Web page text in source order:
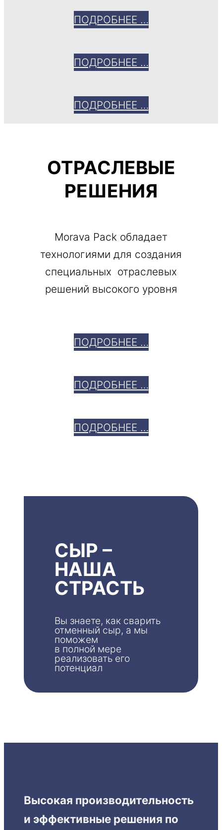
ПОДРОБНЕЕ …
ПОДРОБНЕЕ …
ПОДРОБНЕЕ …
ОТРАСЛЕВЫЕ
РЕШЕНИЯ
Morava Pack обладает
технологиями для создания
специальных отраслевых
решений высокого уровня
ПОДРОБНЕЕ …
ПОДРОБНЕЕ …
ПОДРОБНЕЕ …
СЫР –
НАША
СТРАСТЬ
Вы знаете, как сварить
отменный сыр, а мы
поможем
в полной мере
реализовать его
потенциал
Высокая производительность
и эффективные решения по